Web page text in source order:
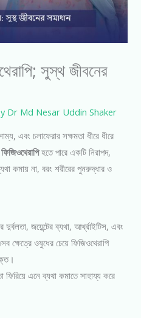
সুস্থ জীবনের
Dr Md Nesar Uddin Shaker
এবং চলাফেরার সক্ষমতা ধীরে ধীরে
হতে পারে একটি নিরাপদ,
কমায় না, বরং শরীরের পুনরুদ্ধার ও
জয়েন্টের ব্যথা, আর্থ্রাইটিস, এবং
ক্ষেত্রে ওষুধের চেয়ে ফিজিওথেরাপি
ফিরিয়ে এনে ব্যথা কমাতে সাহায্য করে